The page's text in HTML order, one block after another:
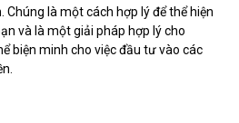
là một cách hợp lý để thể hiện
và là một giải pháp hợp lý cho
biện minh cho việc đầu tư vào các